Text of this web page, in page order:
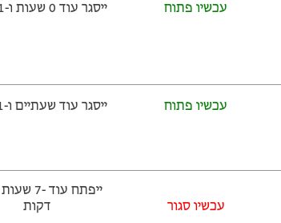
עכשיו פתוח ייסגר עוד 0 שעות ‫ו-1 דקות
עכשיו פתוח ייסגר עוד שעתיים ‫ו-1 דקות
‫עכשיו סגור
דקות